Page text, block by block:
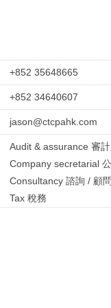
+852 35648665
+852 34640607
jason@ctcpahk.com
Audit & assurance 審
Company secretarial
Consultancy 諮詢 / 顧問
Tax 稅務